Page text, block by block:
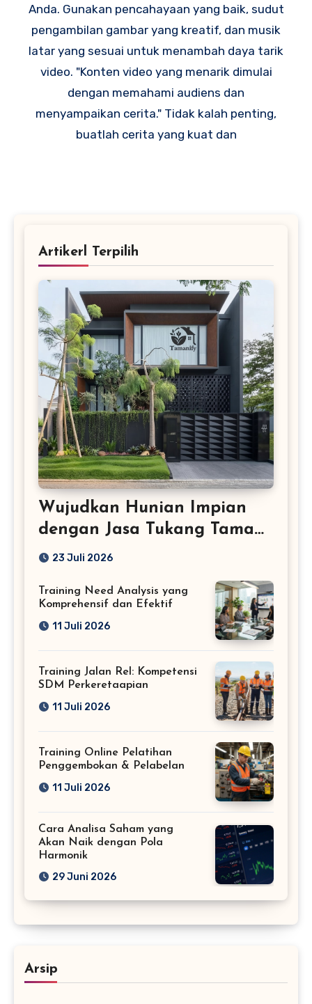
Anda. Gunakan pencahayaan yang baik, sudut
pengambilan gambar yang kreatif, dan musik
latar yang sesuai untuk menambah daya tarik
video. "Konten video yang menarik dimulai
dengan memahami audiens dan
menyampaikan cerita." Tidak kalah penting,
buatlah cerita yang kuat dan
Artikerl Terpilih
Wujudkan Hunian Impian
dengan Jasa Tukang Taman
Profesional
23 Juli 2026
Training Need Analysis yang
Komprehensif dan Efektif
11 Juli 2026
Training Jalan Rel: Kompetensi
SDM Perkeretaapian
11 Juli 2026
Training Online Pelatihan
Penggembokan & Pelabelan
11 Juli 2026
Cara Analisa Saham yang
Akan Naik dengan Pola
Harmonik
29 Juni 2026
Arsip